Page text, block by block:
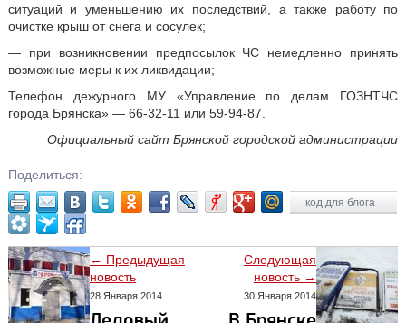
ситуаций и уменьшению их последствий, а также работу по
очистке крыш от снега и сосулек;
— при возникновении предпосылок ЧС немедленно принять
возможные меры к их ликвидации;
Телефон дежурного МУ «Управление по делам ГОЗНТЧС
города Брянска» — 66-32-11 или 59-94-87.
Официальный сайт Брянской городской администрации
Поделиться:
код для блога
← Предыдущая
новость
28 Января 2014
Следующая
новость →
30 Января 2014